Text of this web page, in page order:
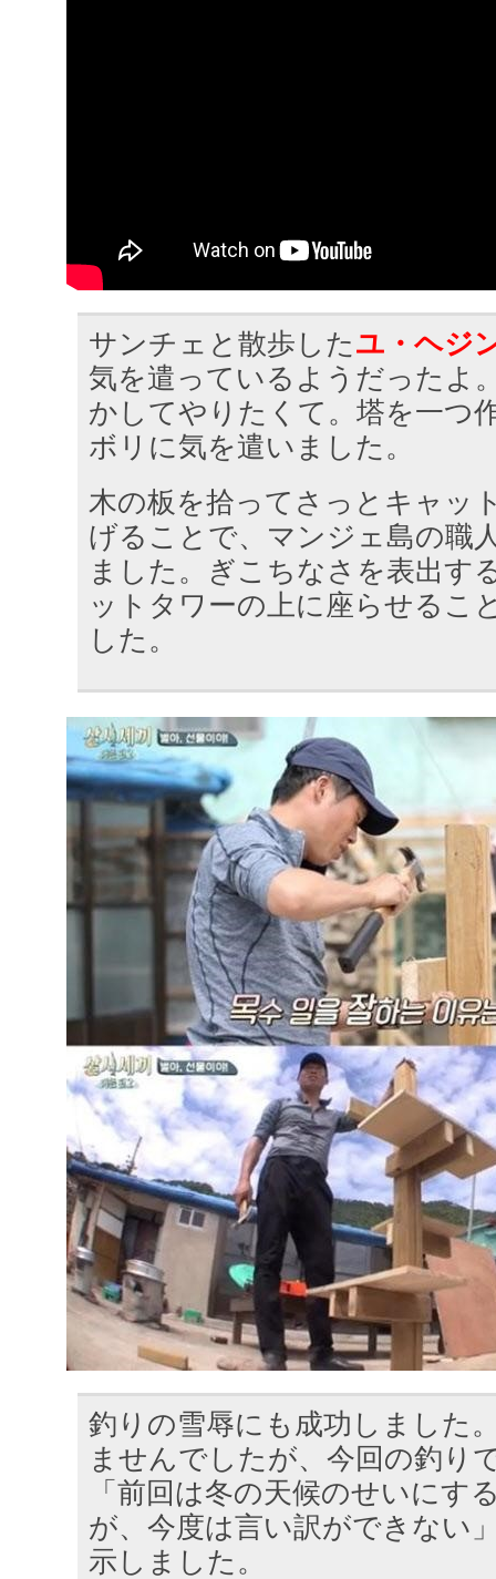
サンチェと散歩したユ・ヘジ
気を遣っているようだったよ
かしてやりたくて。塔を一つ
ボリに気を遣いました。
木の板を拾ってさっとキャッ
げることで、マンジェ島の職
ました。ぎこちなさを表出す
ットタワーの上に座らせるこ
した。
釣りの雪辱にも成功しました
ませんでしたが、今回の釣り
「前回は冬の天候のせいにす
が、今度は言い訳ができない
示しました。